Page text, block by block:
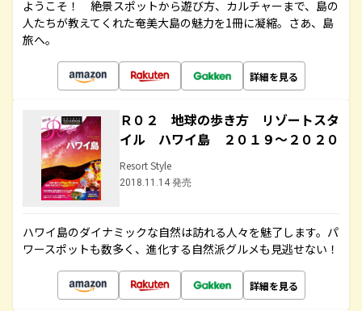
ようこそ！ 絶景スポットから遊び方、カルチャーまで、島の
人たちが教えてくれた奄美大島の魅力を1冊に凝縮。さあ、島
旅へ。
詳細を見る
Ｒ０２ 地球の歩き方 リゾートスタ
イル ハワイ島 ２０１９～２０２０
Resort Style
2018.11.14 発売
ハワイ島のダイナミックな自然は訪れる人々を魅了します。パ
ワースポットも数多く、進化する自然派グルメも見逃せない！
詳細を見る